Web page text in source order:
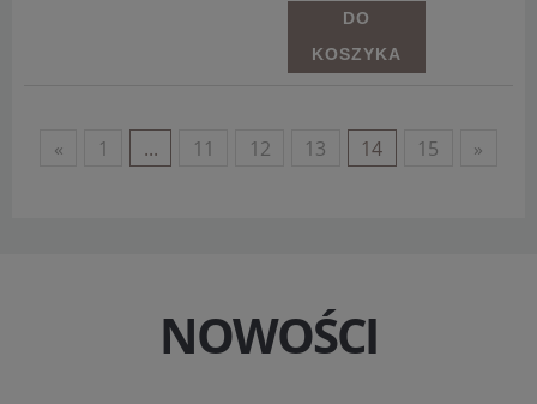
DO
KOSZYKA
« 1 ... 11 12 13 14 15 »
NOWOŚCI